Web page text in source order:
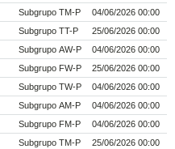
Subgrupo TM-P
04/06/2026 00:00
Subgrupo TT-P
25/06/2026 00:00
Subgrupo AW-P
04/06/2026 00:00
Subgrupo FW-P
25/06/2026 00:00
Subgrupo TW-P
04/06/2026 00:00
Subgrupo AM-P
04/06/2026 00:00
Subgrupo FM-P
04/06/2026 00:00
Subgrupo TM-P
25/06/2026 00:00